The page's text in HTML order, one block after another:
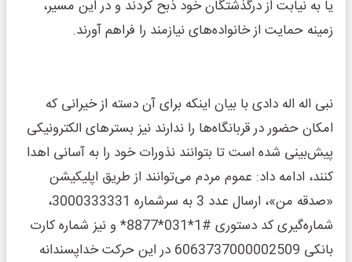
یا به نیابت از درگذشتگان خود ذبح کردند و در این مسیر،
زمینه حمایت از خانواده‌های نیازمند را فراهم آورند.
نبی اله اله دادی با بیان اینکه برای آن دسته از خیرانی که
امکان حضور در قربانگاه‌ها را ندارند نیز بسترهای الکترونیکی
پیش‌بینی شده است تا بتوانند نذورات خود را به آسانی اهدا
کنند، ادامه داد: عموم مردم می‌توانند از طریق اپلیکیشن
«صدقه من»، ارسال عدد 3 به سرشماره 3000333331،
شماره‌گیری کد دستوری #1*031*8877* و نیز شماره کارت
بانکی 6063737000002509 در این حرکت خداپسندانه